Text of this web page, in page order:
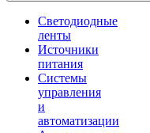
Светодиодные
ленты
Источники
питания
Системы
управления
и
автоматизации